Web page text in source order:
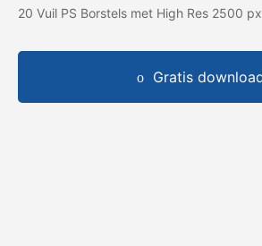
20 Vuil PS Borstels met High Res 2500
Gratis